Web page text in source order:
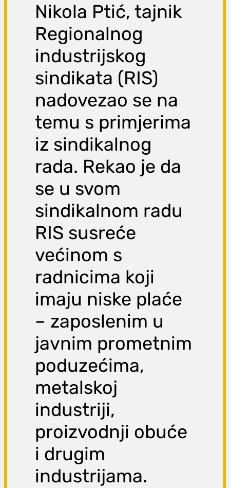
Nikola Ptić, tajnik
Regionalnog
industrijskog
sindikata (RIS)
nadovezao se na
temu s primjerima
iz sindikalnog
rada. Rekao je da
se u svom
sindikalnom radu
RIS susreće
većinom s
radnicima koji
imaju niske plaće
– zaposlenim u
javnim prometnim
poduzećima,
metalskoj
industriji,
proizvodnji obuće
i drugim
industrijama.